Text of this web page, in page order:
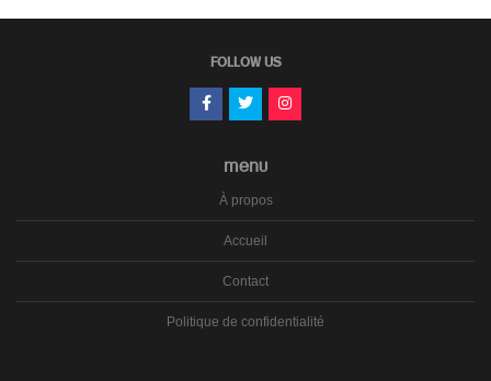
FOLLOW US
MENU
À propos
Accueil
Contact
Politique de confidentialité